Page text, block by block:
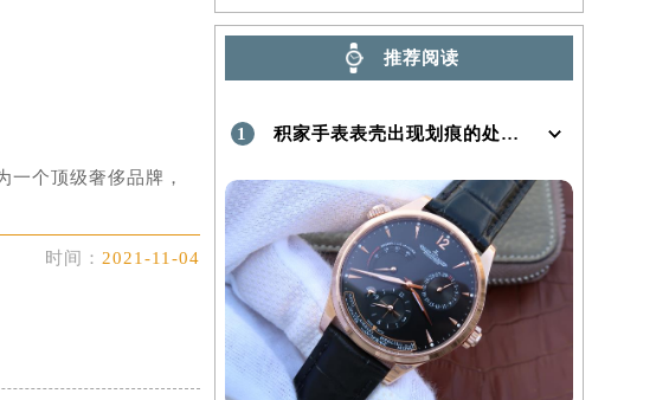
一个顶级奢侈品牌，
时间： 2021-11-04
推荐阅读
1 积家手表表壳出现划痕的处理方法是什么！